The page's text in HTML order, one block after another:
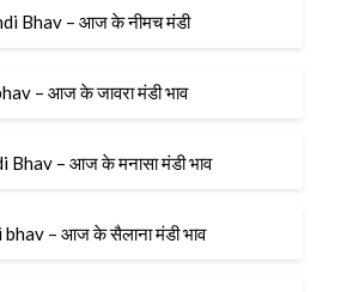
Bhav – आज के नीमच मंडी
– आज के जावरा मंडी भाव
Bhav – आज के मनासा मंडी भाव
– आज के सैलाना मंडी भाव